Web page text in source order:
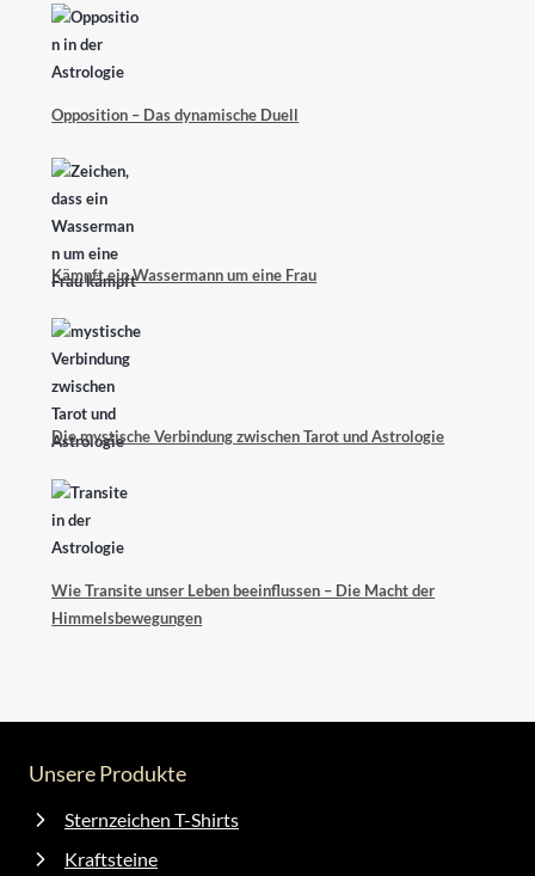
Opposition – Das dynamische Duell
Kämpft ein Wassermann um eine Frau
Die mystische Verbindung zwischen Tarot und Astrologie
Wie Transite unser Leben beeinflussen – Die Macht der
Himmelsbewegungen
Unsere Produkte
Sternzeichen T-Shirts
Kraftsteine